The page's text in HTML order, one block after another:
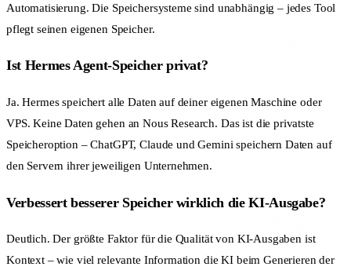
Automatisierung. Die Speichersysteme sind unabhängig – jedes Tool
pflegt seinen eigenen Speicher.
Ist Hermes Agent-Speicher privat?
Ja. Hermes speichert alle Daten auf deiner eigenen Maschine oder
VPS. Keine Daten gehen an Nous Research. Das ist die privatste
Speicheroption – ChatGPT, Claude und Gemini speichern Daten auf
den Servern ihrer jeweiligen Unternehmen.
Verbessert besserer Speicher wirklich die KI-Ausgabe?
Deutlich. Der größte Faktor für die Qualität von KI-Ausgaben ist
Kontext – wie viel relevante Information die KI beim Generieren der